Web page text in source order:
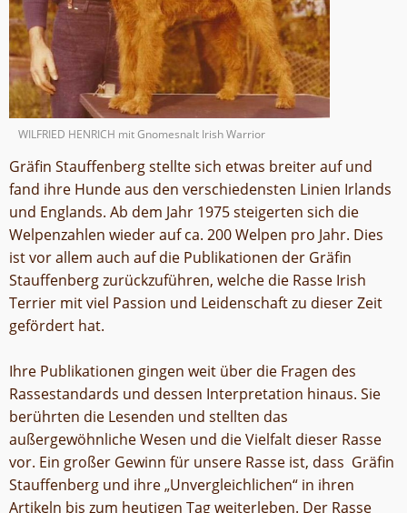
WILFRIED HENRICH mit Gnomesnalt Irish Warrior
Gräfin Stauffenberg stellte sich etwas breiter auf und
fand ihre Hunde aus den verschiedensten Linien Irlands
und Englands. Ab dem Jahr 1975 steigerten sich die
Welpenzahlen wieder auf ca. 200 Welpen pro Jahr. Dies
ist vor allem auch auf die Publikationen der Gräfin
Stauffenberg zurückzuführen, welche die Rasse Irish
Terrier mit viel Passion und Leidenschaft zu dieser Zeit
gefördert hat.
Ihre Publikationen gingen weit über die Fragen des
Rassestandards und dessen Interpretation hinaus. Sie
berührten die Lesenden und stellten das
außergewöhnliche Wesen und die Vielfalt dieser Rasse
vor. Ein großer Gewinn für unsere Rasse ist, dass Gräfin
Stauffenberg und ihre „Unvergleichlichen“ in ihren
Artikeln bis zum heutigen Tag weiterleben. Der Rasse